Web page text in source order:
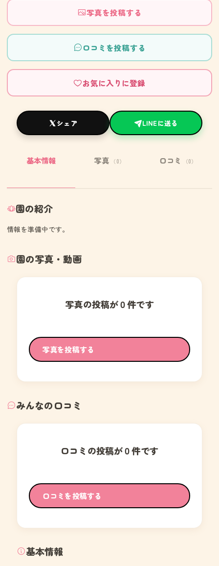
写真を投稿する
口コミを投稿する
お気に入りに登録
シェア LINEに送る
基本情報 写真 （0） 口コミ （0）
園の紹介
情報を準備中です。
園の写真・動画
写真の投稿が０件です
写真を投稿する
みんなの口コミ
口コミの投稿が０件です
口コミを投稿する
基本情報